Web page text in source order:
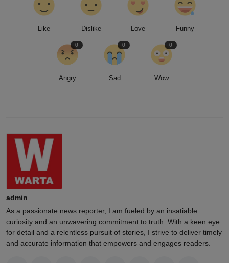
Like Dislike Love Funny
Angry
0
Sad
0
Wow
0
admin
As a passionate news reporter, I am fueled by an insatiable
curiosity and an unwavering commitment to truth. With a keen eye
for detail and a relentless pursuit of stories, I strive to deliver timely
and accurate information that empowers and engages readers.